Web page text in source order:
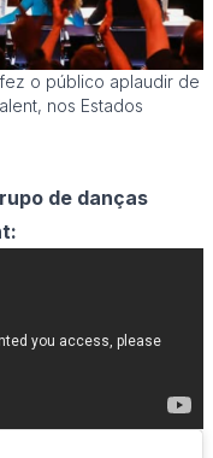
o público aplaudir de
nos Estados
de danças